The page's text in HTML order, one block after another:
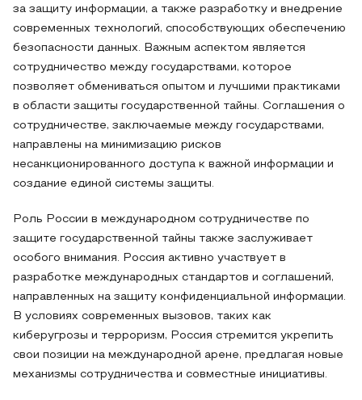
за защиту информации, а также разработку и внедрение
современных технологий, способствующих обеспечению
безопасности данных. Важным аспектом является
сотрудничество между государствами, которое
позволяет обмениваться опытом и лучшими практиками
в области защиты государственной тайны. Соглашения о
сотрудничестве, заключаемые между государствами,
направлены на минимизацию рисков
несанкционированного доступа к важной информации и
создание единой системы защиты.
Роль России в международном сотрудничестве по
защите государственной тайны также заслуживает
особого внимания. Россия активно участвует в
разработке международных стандартов и соглашений,
направленных на защиту конфиденциальной информации.
В условиях современных вызовов, таких как
киберугрозы и терроризм, Россия стремится укрепить
свои позиции на международной арене, предлагая новые
механизмы сотрудничества и совместные инициативы.